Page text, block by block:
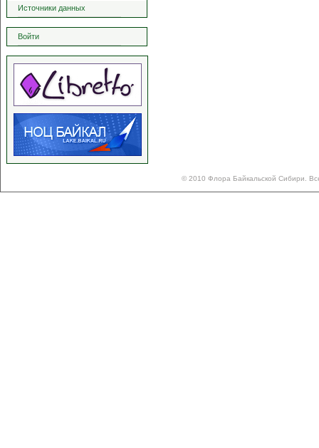
Источники данных
Войти
© 2010 Флора Байкальской Сибири.